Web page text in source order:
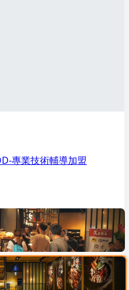
專業技術輔導加盟